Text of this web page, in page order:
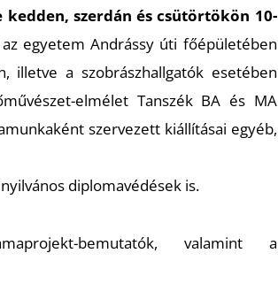
szerdán és csütörtökön 10-
egyetem Andrássy úti főépületében
illetve a szobrászhallgatók esetében
elmélet Tanszék BA és MA
szervezett kiállításai egyéb,
diplomavédések is.
bemutatók, valamint a